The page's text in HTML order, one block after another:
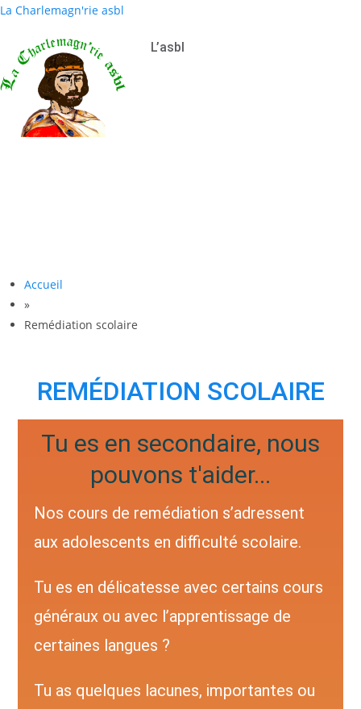
La Charlemagn'rie asbl
L’asbl
Accueil
»
Remédiation scolaire
REMÉDIATION SCOLAIRE
Tu es en secondaire, nous
pouvons t'aider...
Nos cours de remédiation s’adressent
aux adolescents en difficulté scolaire.
Tu es en délicatesse avec certains cours
généraux ou avec l’apprentissage de
certaines langues ?
Tu as quelques lacunes, importantes ou